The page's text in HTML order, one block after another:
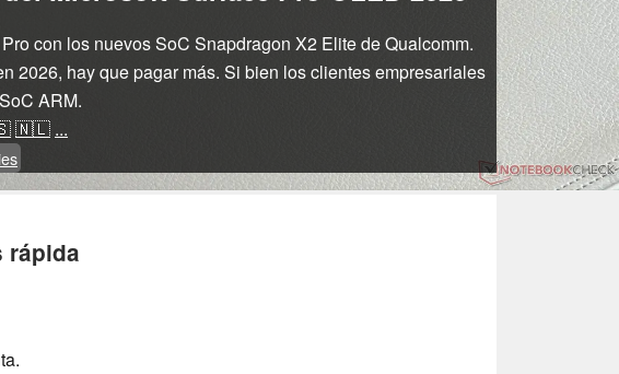
con los nuevos SoC Snapdragon X2 Elite de Qualcomm.
2026, hay que pagar más. Si bien los clientes empresariales
ARM.
🇳🇱 ...
rápida